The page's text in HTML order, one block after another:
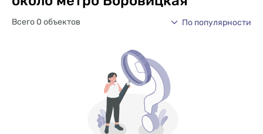
Всего 0 объектов По популярности